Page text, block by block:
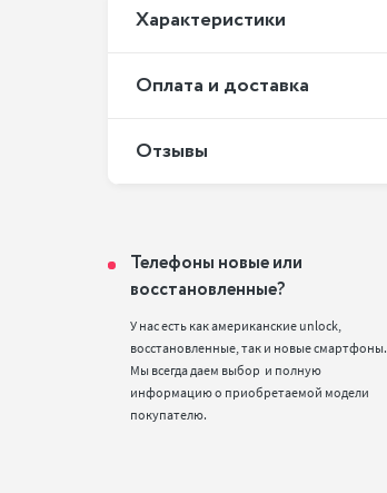
Xарактеристики
Оплата и доставка
Отзывы
Телефоны новые или
восстановленные?
У нас есть как американские unlock,
восстановленные, так и новые смартфоны.
Мы всегда даем выбор  и полную
информацию о приобретаемой модели
покупателю.